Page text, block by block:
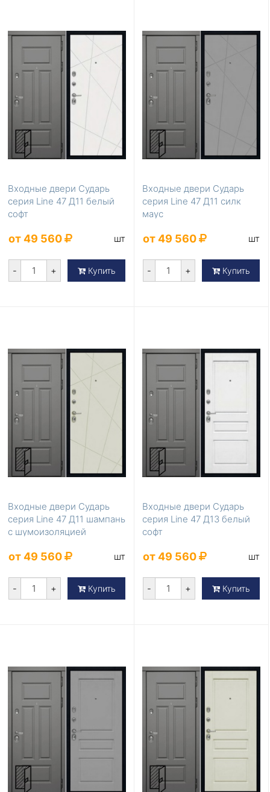
Входные двери Сударь
серия Line 47 Д11 белый
софт
от 49 560 шт
- + Купить
Входные двери Сударь
серия Line 47 Д11 силк
маус
от 49 560 шт
- + Купить
Входные двери Сударь
серия Line 47 Д11 шампань
с шумоизоляцией
от 49 560 шт
- + Купить
Входные двери Сударь
серия Line 47 Д13 белый
софт
от 49 560 шт
- + Купить